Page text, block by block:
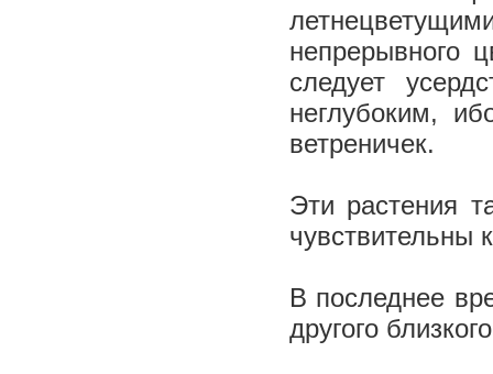
непрерывного
следует
неглубоким,
ветреничек.
Эти растения
чувствительны
В последнее
другого